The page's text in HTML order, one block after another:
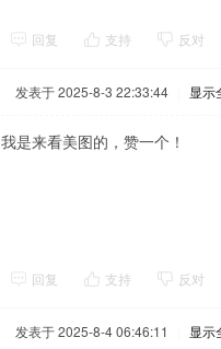
回复 支持 反对
发表于 2025-8-3 22:33:44 显示
我是来看美图的，赞一个！
回复 支持 反对
发表于 2025-8-4 06:46:11 显示